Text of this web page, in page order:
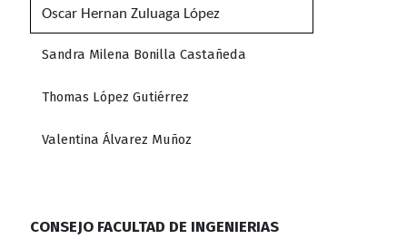
Oscar Hernan Zuluaga López
Sandra Milena Bonilla Castañeda
Thomas López Gutiérrez
Valentina Álvarez Muñoz
CONSEJO FACULTAD DE INGENIERIAS